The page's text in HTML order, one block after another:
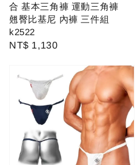
合 基本三角褲 運動三角褲
翹臀比基尼 內褲 三件組
k2522
Regular
NT$ 1,130